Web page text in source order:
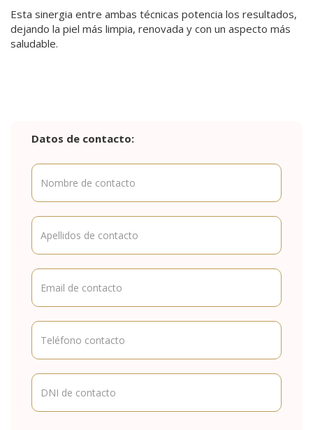
Esta sinergia entre ambas técnicas potencia los resultados,
dejando la piel más limpia, renovada y con un aspecto más
saludable.
Datos de contacto: